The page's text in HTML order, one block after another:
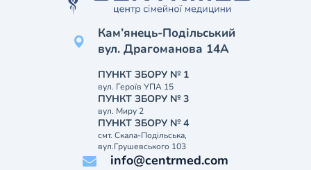
Кам’янець-Подільський
вул. Драгоманова 14А
ПУНКТ ЗБОРУ № 1
вул. Героїв УПА 15
ПУНКТ ЗБОРУ № 3
вул. Миру 2
ПУНКТ ЗБОРУ № 4
смт. Скала-Подільська,
вул.Грушевського 103
info@centrmed.com